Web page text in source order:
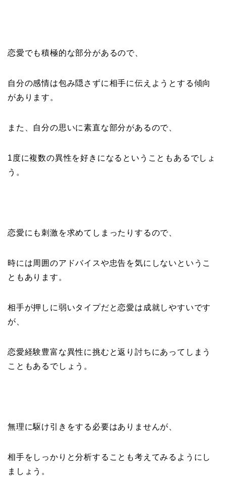
恋愛でも積極的な部分があるので、
自分の感情は包み隠さずに相手に伝えようとする傾向
があります。
また、自分の思いに素直な部分があるので、
1度に複数の異性を好きになるということもあるでしょ
う。
恋愛にも刺激を求めてしまったりするので、
時には周囲のアドバイスや忠告を気にしないというこ
ともあります。
相手が押しに弱いタイプだと恋愛は成就しやすいです
が、
恋愛経験豊富な異性に挑むと返り討ちにあってしまう
こともあるでしょう。
無理に駆け引きをする必要はありませんが、
相手をしっかりと分析することも考えてみるようにし
ましょう。